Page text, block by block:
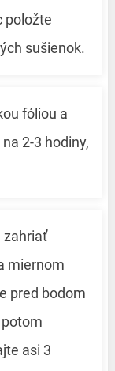
položte
sušienok.
fóliou a
2-3 hodiny,
zahriať
miernom
pred bodom
asi 3